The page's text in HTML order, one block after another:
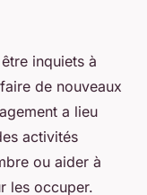
inquiets à
de nouveaux
a lieu
activités
ou aider à
les occuper.